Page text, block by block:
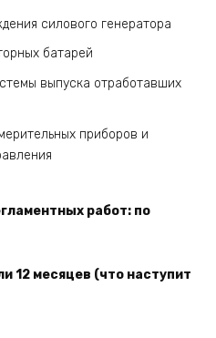
силового генератора
батарей
выпуска отработавших
приборов и
работ: по
12 месяцев (что наступит